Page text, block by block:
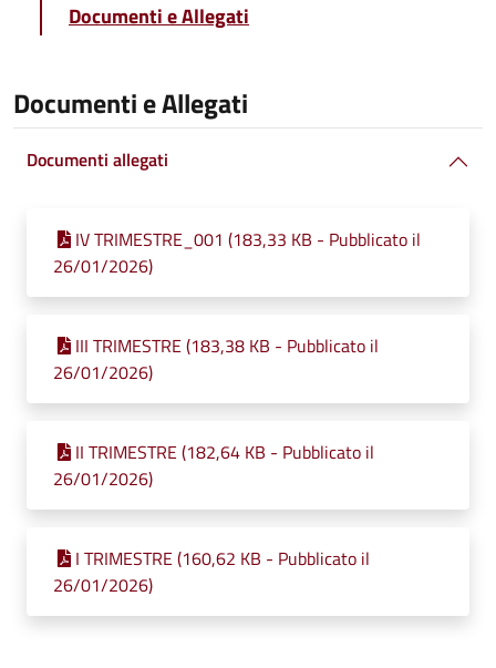
Documenti e Allegati
Documenti e Allegati
Documenti allegati
IV TRIMESTRE_001 (183,33 KB - Pubblicato il
26/01/2026)
III TRIMESTRE (183,38 KB - Pubblicato il
26/01/2026)
II TRIMESTRE (182,64 KB - Pubblicato il
26/01/2026)
I TRIMESTRE (160,62 KB - Pubblicato il
26/01/2026)